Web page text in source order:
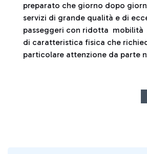
preparato che giorno dopo
servizi di grande qualità e di
passeggeri con ridotta
di caratteristica fisica che
particolare attenzione da parte